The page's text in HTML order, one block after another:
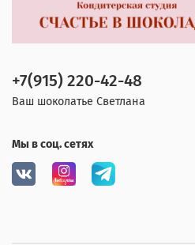
+7(915) 220-42-48
Ваш шоколатье Светлана
Мы в соц. сетях